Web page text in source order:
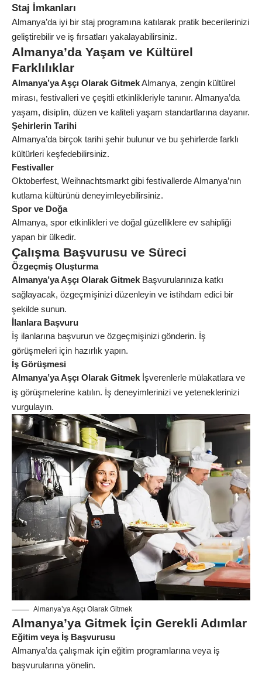
Staj İmkanları
Almanya’da iyi bir staj programına katılarak pratik becerilerinizi
geliştirebilir ve iş fırsatları yakalayabilirsiniz.
Almanya’da Yaşam ve Kültürel
Farklılıklar
Almanya’ya Aşçı Olarak GitmekAlmanya, zengin kültürel
mirası, festivalleri ve çeşitli etkinlikleriyle tanınır. Almanya’da
yaşam, disiplin, düzen ve kaliteli yaşam standartlarına dayanır.
Şehirlerin Tarihi
Almanya’da birçok tarihi şehir bulunur ve bu şehirlerde farklı
kültürleri keşfedebilirsiniz.
Festivaller
Oktoberfest, Weihnachtsmarkt gibi festivallerde Almanya’nın
kutlama kültürünü deneyimleyebilirsiniz.
Spor ve Doğa
Almanya, spor etkinlikleri ve doğal güzelliklere ev sahipliği
yapan bir ülkedir.
Çalışma Başvurusu ve Süreci
Özgeçmiş Oluşturma
Almanya’ya Aşçı Olarak Gitmek Başvurularınıza katkı
sağlayacak, özgeçmişinizi düzenleyin ve istihdam edici bir
şekilde sunun.
İlanlara Başvuru
İş ilanlarına başvurun ve özgeçmişinizi gönderin. İş
görüşmeleri için hazırlık yapın.
İş Görüşmesi
Almanya’ya Aşçı Olarak Gitmek İşverenlerle mülakatlara ve
iş görüşmelerine katılın. İş deneyimlerinizi ve yeteneklerinizi
vurgulayın.
Almanya’ya Aşçı Olarak Gitmek
Almanya’ya Gitmek İçin Gerekli Adımlar
Eğitim veya İş Başvurusu
Almanya’da çalışmak için eğitim programlarına veya iş
başvurularına yönelin.